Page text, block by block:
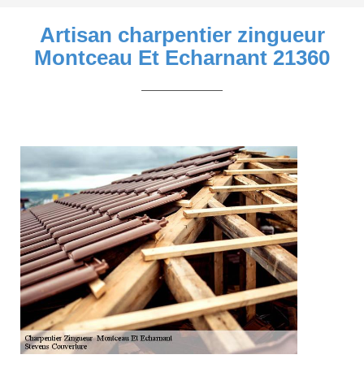
Artisan charpentier zingueur
Montceau Et Echarnant 21360